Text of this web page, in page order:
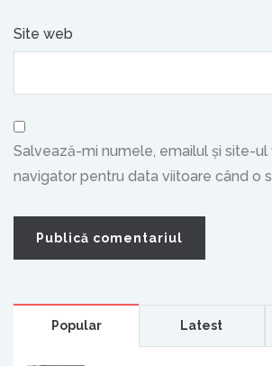
Site web
Salvează-mi numele, emailul și site-
navigator pentru data viitoare când o
Popular Latest